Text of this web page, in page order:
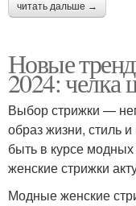
читать дальше →
Новые
2024: челка
Выбор стрижки —
образ жизни, стиль
быть в курсе
женские стрижки
Модные женские